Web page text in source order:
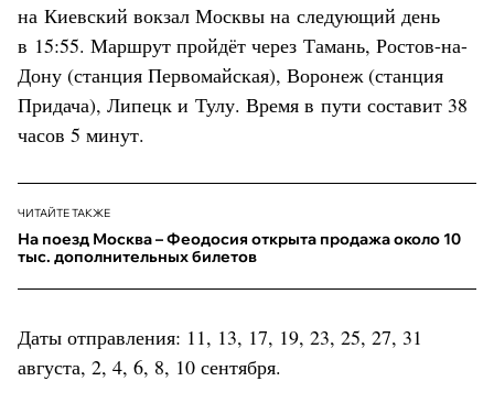
на Киевский вокзал Москвы на следующий день
в 15:55. Маршрут пройдёт через Тамань, Ростов-на-
Дону (станция Первомайская), Воронеж (станция
Придача), Липецк и Тулу. Время в пути составит 38
часов 5 минут.
ЧИТАЙТЕ ТАКЖЕ
На поезд Москва – Феодосия открыта продажа около 10
тыс. дополнительных билетов
Даты отправления: 11, 13, 17, 19, 23, 25, 27, 31
августа, 2, 4, 6, 8, 10 сентября.